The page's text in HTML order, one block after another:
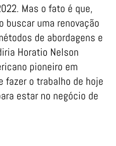
Mas o fato é que,
buscar uma renovação
de abordagens e
Horatio Nelson
pioneiro em
fazer o trabalho de hoje
estar no negócio de